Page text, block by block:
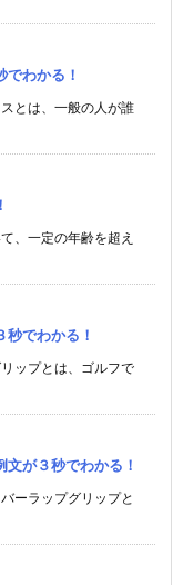
でわかる！
とは、一般の人が誰
、一定の年齢を超え
秒でわかる！
ップとは、ゴルフで
文が３秒でわかる！
ーラップグリップと